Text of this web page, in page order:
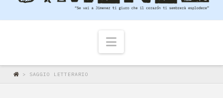
Navigazione
> SAGGIO LETTERARIO